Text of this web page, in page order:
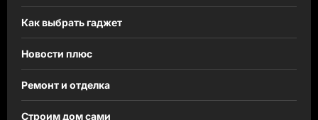
Как выбрать гаджет
Новости плюс
Ремонт и отделка
Строим дом сами